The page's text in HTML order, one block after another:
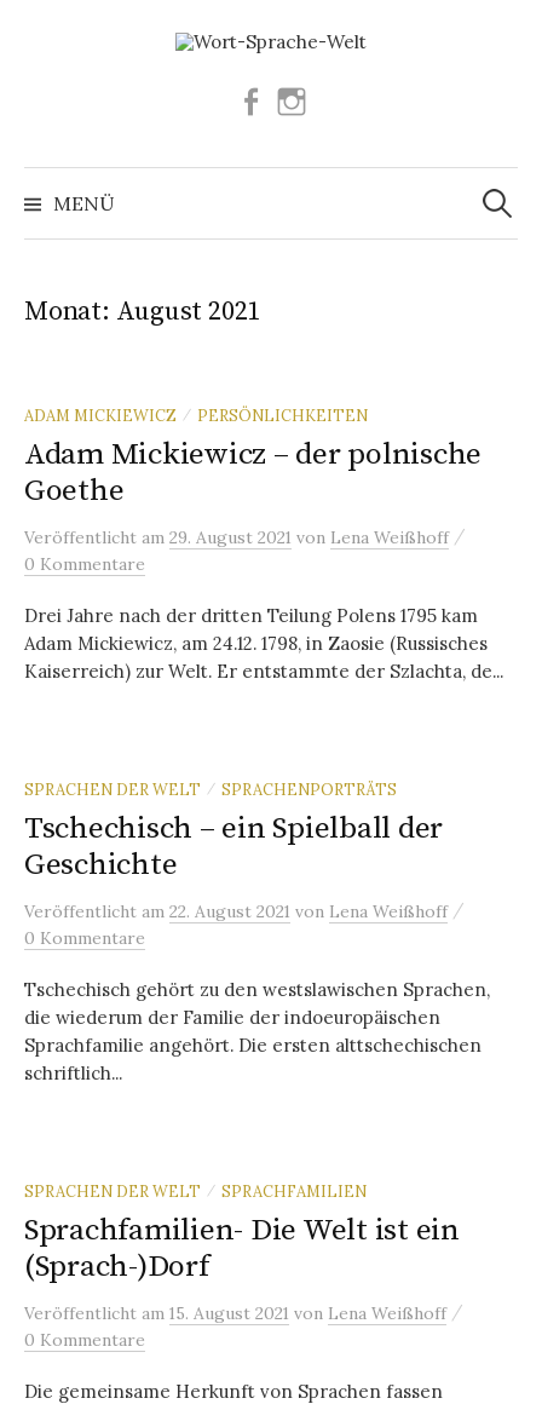
Facebook
MENÜ
Suchen
nach:
Monat: August 2021
ADAM MICKIEWICZ / PERSÖNLICHKEITEN
Adam Mickiewicz – der polnische
Goethe
Veröffentlicht am 29. August 2021 von Lena Weißhoff /
0 Kommentare
Drei Jahre nach der dritten Teilung Polens 1795 kam
Adam Mickiewicz, am 24.12. 1798, in Zaosie (Russisches
Kaiserreich) zur Welt. Er entstammte der Szlachta, de...
SPRACHEN DER WELT / SPRACHENPORTRÄTS
Tschechisch – ein Spielball der
Geschichte
Veröffentlicht am 22. August 2021 von Lena Weißhoff /
0 Kommentare
Tschechisch gehört zu den westslawischen Sprachen,
die wiederum der Familie der indoeuropäischen
Sprachfamilie angehört. Die ersten alttschechischen
schriftlich...
SPRACHEN DER WELT / SPRACHFAMILIEN
Sprachfamilien- Die Welt ist ein
(Sprach-)Dorf
Veröffentlicht am 15. August 2021 von Lena Weißhoff /
0 Kommentare
Die gemeinsame Herkunft von Sprachen fassen